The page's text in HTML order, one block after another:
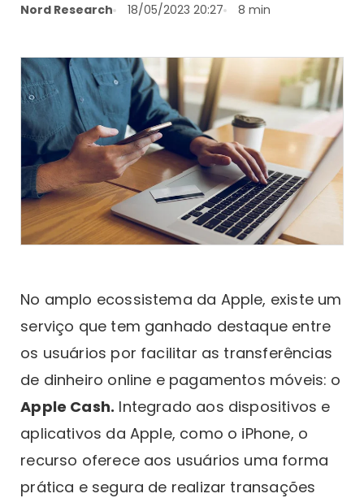
Nord Research 18/05/2023 20:27 8 min
No amplo ecossistema da Apple, existe um
serviço que tem ganhado destaque entre
os usuários por facilitar as transferências
de dinheiro online e pagamentos móveis: o
Apple Cash. Integrado aos dispositivos e
aplicativos da Apple, como o iPhone, o
recurso oferece aos usuários uma forma
prática e segura de realizar transações